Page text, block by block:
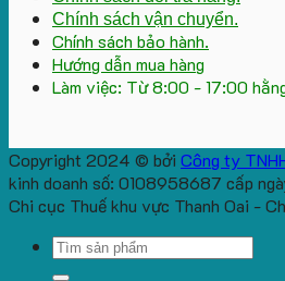
Chính sách vận chuyển.
Chính sách bảo hành.
Hướng dẫn mua hàng
Làm việc: Từ 8:00 - 17:00
Copyright 2024 © bởi Công ty
kinh doanh số: 0108958687 cấp
Chi cục Thuế khu vực Thanh Oai -
Search